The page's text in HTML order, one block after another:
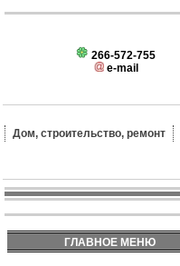
266-572-755
e-mail
Дом, строительство, ремонт
ГЛАВНОЕ МЕНЮ